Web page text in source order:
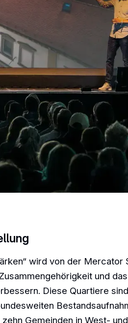
wird von der Mercator
und
Diese Quartiere
Gemeinden in West-